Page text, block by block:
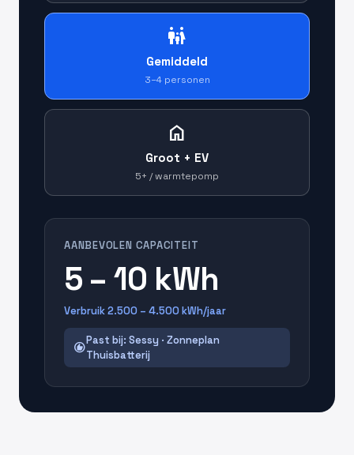
family_restroom
Gemiddeld
3–4 personen
home
Groot + EV
5+ / warmtepomp
AANBEVOLEN CAPACITEIT
5 – 10 kWh
Verbruik 2.500 – 4.500 kWh/jaar
recommendPast bij: Sessy · Zonneplan
Thuisbatterij